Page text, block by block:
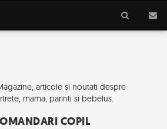
articole si noutati despre
mama, parinti si bebelus.
COPIL